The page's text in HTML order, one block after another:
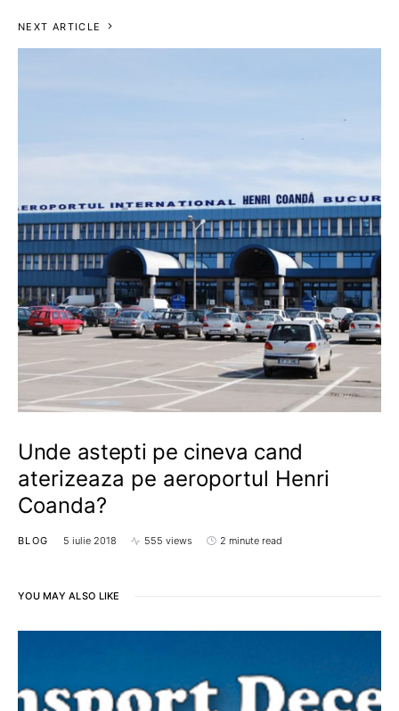
NEXT ARTICLE
Unde astepti pe cineva cand
aterizeaza pe aeroportul Henri
Coanda?
BLOG 5 iulie 2018 555 views 2 minute read
YOU MAY ALSO LIKE